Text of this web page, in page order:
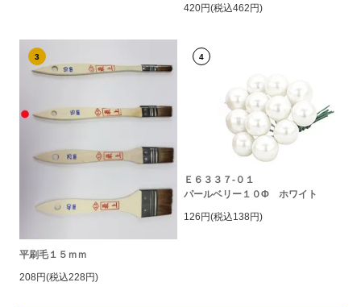
420円(税込462円)
3
平刷毛１５ｍｍ
208円(税込228円)
4
Ｅ６３３７-０１
パールベリー１０Φ ホワイト
126円(税込138円)